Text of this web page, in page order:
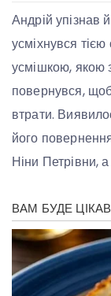
Андрій упізнав
усміхнувся
усмішкою, якою
повернувся, щоб
втрати.
його
Ніни Петрівни,